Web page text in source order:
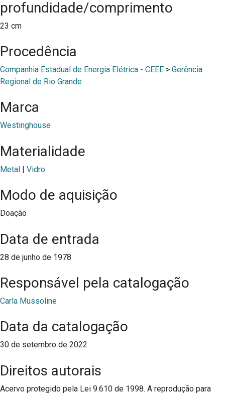
profundidade/comprimento
23 cm
Procedência
Companhia Estadual de Energia Elétrica - CEEE > Gerência
Regional de Rio Grande
Marca
Westinghouse
Materialidade
Metal | Vidro
Modo de aquisição
Doação
Data de entrada
28 de junho de 1978
Responsável pela catalogação
Carla Mussoline
Data da catalogação
30 de setembro de 2022
Direitos autorais
Acervo protegido pela Lei 9.610 de 1998. A reprodução para